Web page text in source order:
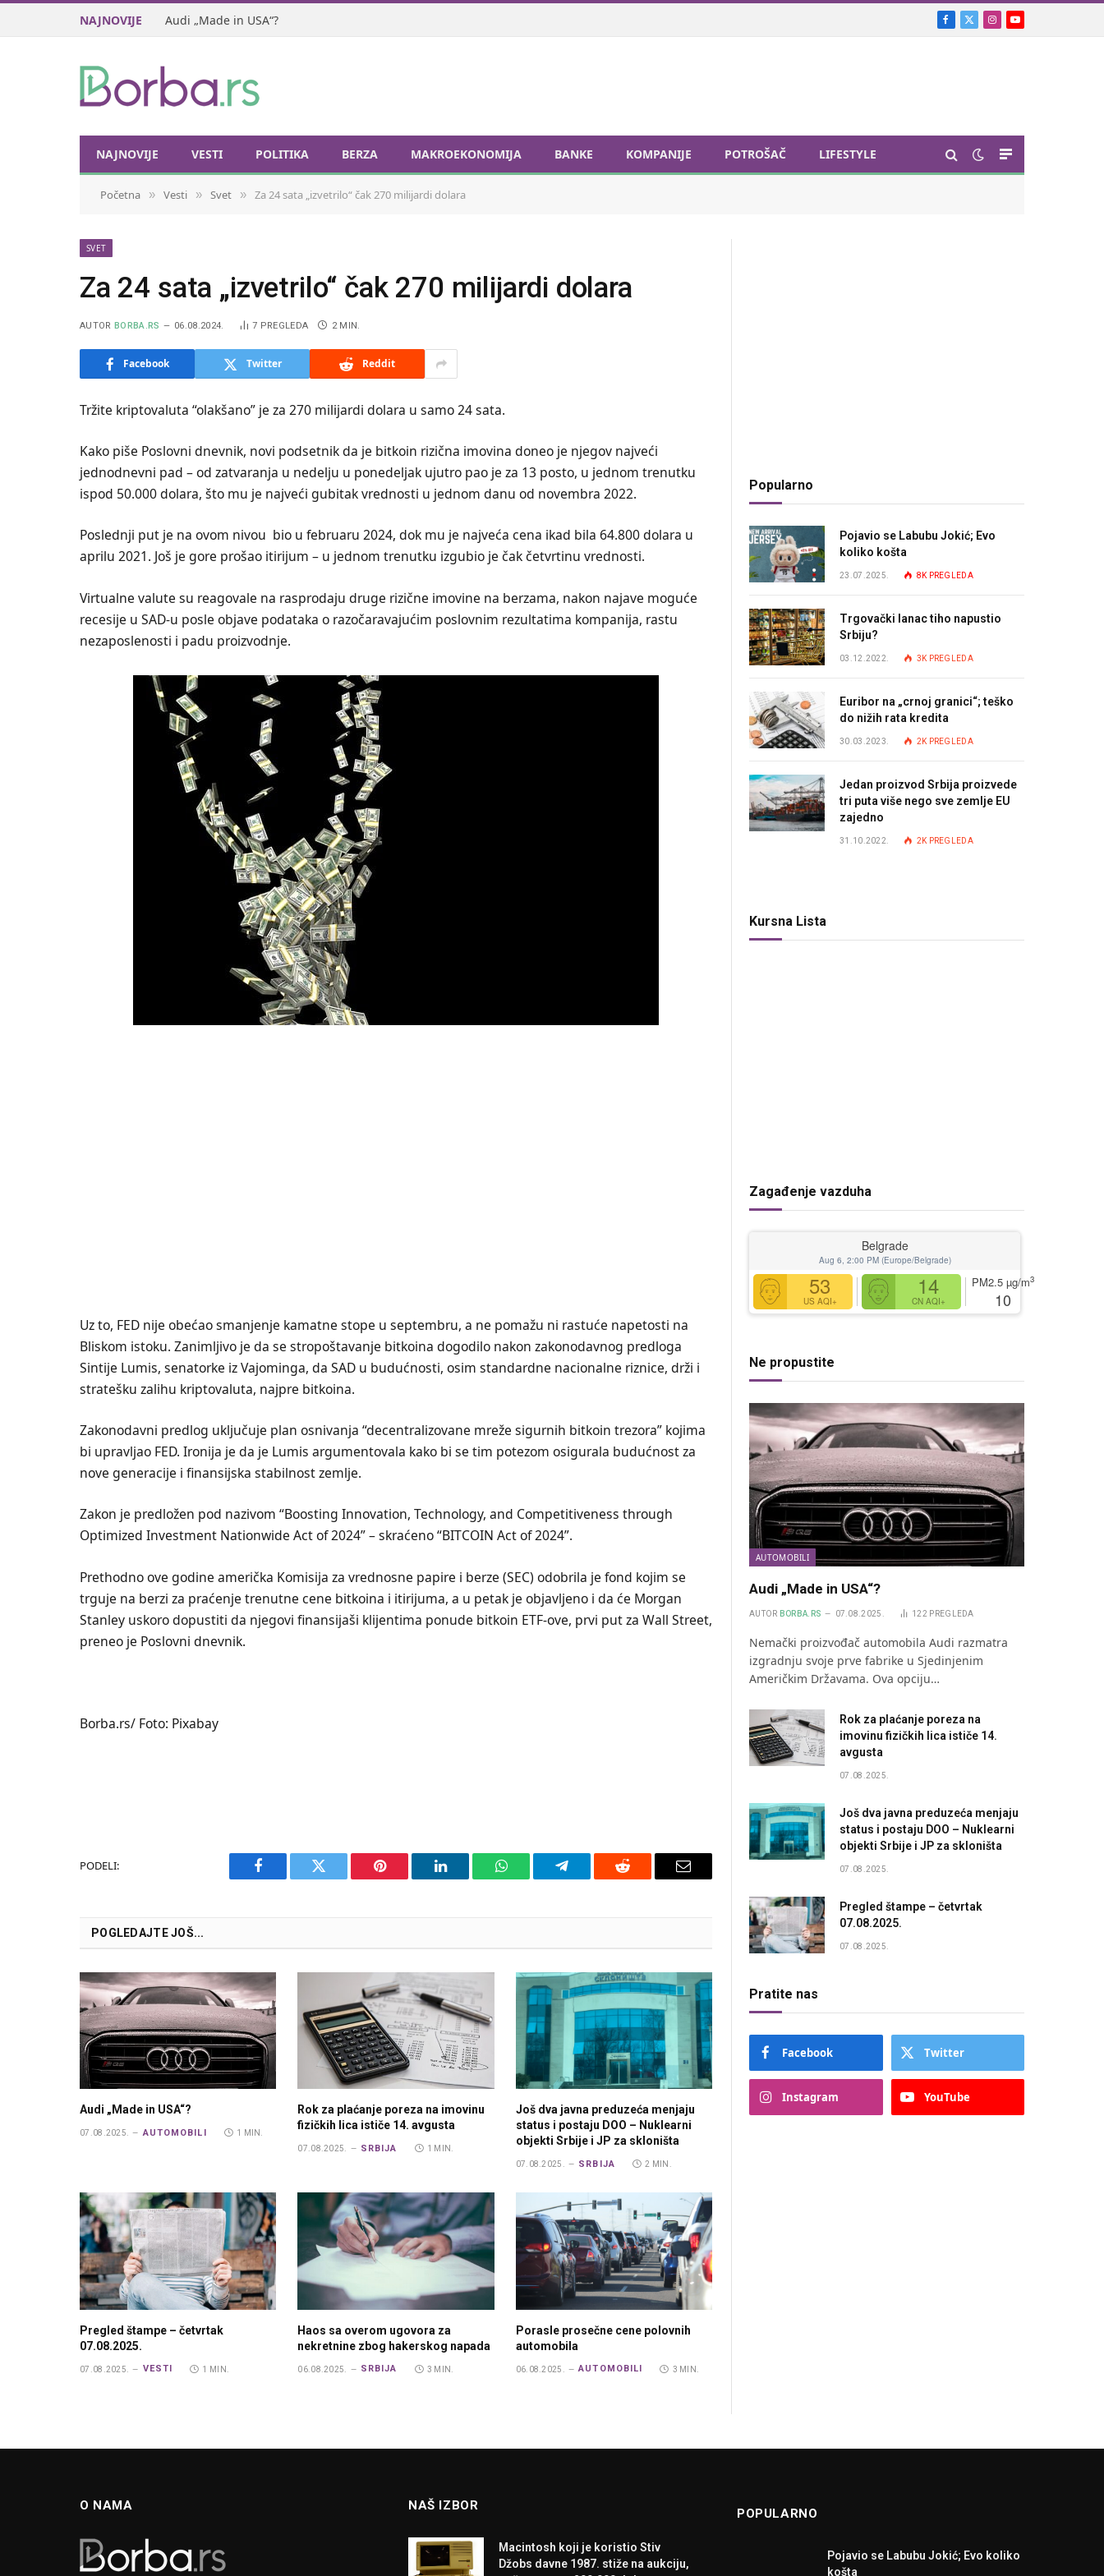
NAJNOVIJE Audi „Made in USA“? Facebook
X
Instagram
YouTube
NAJNOVIJE VESTI POLITIKA BERZA MAKROEKONOMIJA BANKE KOMPANIJE POTROŠAČ LIFESTYLE
Početna » Vesti » Svet » Za 24 sata „izvetrilo“ čak 270 milijardi dolara
SVET
Za 24 sata „izvetrilo“ čak 270 milijardi dolara
AUTOR BORBA.RS 06.08.2024. 7 PREGLEDA 2 MIN.
Facebook Twitter Reddit
Tržite kriptovaluta “olakšano” je za 270 milijardi dolara u samo 24 sata.
Kako piše Poslovni dnevnik, novi podsetnik da je bitkoin rizična imovina doneo je njegov najveći
jednodnevni pad – od zatvaranja u nedelju u ponedeljak ujutro pao je za 13 posto, u jednom trenutku
ispod 50.000 dolara, što mu je najveći gubitak vrednosti u jednom danu od novembra 2022.
Poslednji put je na ovom nivou bio u februaru 2024, dok mu je najveća cena ikad bila 64.800 dolara u
aprilu 2021. Još je gore prošao itirijum – u jednom trenutku izgubio je čak četvrtinu vrednosti.
Virtualne valute su reagovale na rasprodaju druge rizične imovine na berzama, nakon najave moguće
recesije u SAD-u posle objave podataka o razočaravajućim poslovnim rezultatima kompanija, rastu
nezaposlenosti i padu proizvodnje.
Uz to, FED nije obećao smanjenje kamatne stope u septembru, a ne pomažu ni rastuće napetosti na
Bliskom istoku. Zanimljivo je da se stropoštavanje bitkoina dogodilo nakon zakonodavnog predloga
Sintije Lumis, senatorke iz Vajominga, da SAD u budućnosti, osim standardne nacionalne riznice, drži i
stratešku zalihu kriptovaluta, najpre bitkoina.
Zakonodavni predlog uključuje plan osnivanja “decentralizovane mreže sigurnih bitkoin trezora” kojima
bi upravljao FED. Ironija je da je Lumis argumentovala kako bi se tim potezom osigurala budućnost za
nove generacije i finansijska stabilnost zemlje.
Zakon je predložen pod nazivom “Boosting Innovation, Technology, and Competitiveness through
Optimized Investment Nationwide Act of 2024” – skraćeno “BITCOIN Act of 2024”.
Prethodno ove godine američka Komisija za vrednosne papire i berze (SEC) odobrila je fond kojim se
trguje na berzi za praćenje trenutne cene bitkoina i itirijuma, a u petak je objavljeno i da će Morgan
Stanley uskoro dopustiti da njegovi finansijaši klijentima ponude bitkoin ETF-ove, prvi put za Wall Street,
preneo je Poslovni dnevnik.
Borba.rs/ Foto: Pixabay
PODELI:
Facebook Twitter Pinterest LinkedIn WhatsAppTelegram Reddit Email
POGLEDAJTE JOŠ...
Audi „Made in USA“?
07.08.2025. AUTOMOBILI 1 MIN.
Rok za plaćanje poreza na imovinu
fizičkih lica ističe 14. avgusta
07.08.2025. SRBIJA 1 MIN.
Još dva javna preduzeća menjaju
status i postaju DOO – Nuklearni
objekti Srbije i JP za skloništa
07.08.2025. SRBIJA 2 MIN.
Pregled štampe – četvrtak
07.08.2025.
07.08.2025. VESTI 1 MIN.
Haos sa overom ugovora za
nekretnine zbog hakerskog napada
06.08.2025. SRBIJA 3 MIN.
Porasle prosečne cene polovnih
automobila
06.08.2025. AUTOMOBILI 3 MIN.
Popularno
Pojavio se Labubu Jokić; Evo
koliko košta
23.07.2025. 8K PREGLEDA
Trgovački lanac tiho napustio
Srbiju?
03.12.2022. 3K PREGLEDA
Euribor na „crnoj granici“; teško
do nižih rata kredita
30.03.2023. 2K PREGLEDA
Jedan proizvod Srbija proizvede
tri puta više nego sve zemlje EU
zajedno
31.10.2022. 2K PREGLEDA
Kursna Lista
Zagađenje vazduha
Belgrade
Aug 6, 2:00 PM (Europe/Belgrade)
53
US AQI+
14
CN AQI+
PM2.5 µg/m3
10
Ne propustite
AUTOMOBILI
Audi „Made in USA“?
AUTOR BORBA.RS 07.08.2025. 122 PREGLEDA
Nemački proizvođač automobila Audi razmatra
izgradnju svoje prve fabrike u Sjedinjenim
Američkim Državama. Ova opciju…
Rok za plaćanje poreza na
imovinu fizičkih lica ističe 14.
avgusta
07.08.2025.
Još dva javna preduzeća menjaju
status i postaju DOO – Nuklearni
objekti Srbije i JP za skloništa
07.08.2025.
Pregled štampe – četvrtak
07.08.2025.
07.08.2025.
Pratite nas
Facebook Twitter
Instagram YouTube
O NAMA NAŠ IZBOR
Macintosh koji je koristio Stiv
Džobs davne 1987. stiže na aukciju,
POPULARNO
Pojavio se Labubu Jokić; Evo koliko
košta